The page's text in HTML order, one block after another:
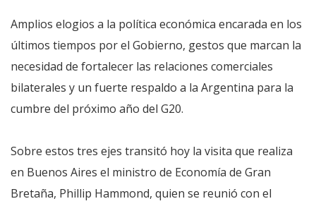
Amplios elogios a la política económica encarada en los
últimos tiempos por el Gobierno, gestos que marcan la
necesidad de fortalecer las relaciones comerciales
bilaterales y un fuerte respaldo a la Argentina para la
cumbre del próximo año del G20.
Sobre estos tres ejes transitó hoy la visita que realiza
en Buenos Aires el ministro de Economía de Gran
Bretaña, Phillip Hammond, quien se reunió con el